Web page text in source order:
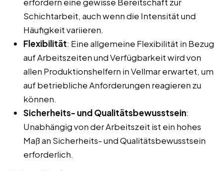
Schichtarbeit, auch wenn die Intensität und
Häufigkeit variieren.
Flexibilität: Eine allgemeine Flexibilität in Bezug
auf Arbeitszeiten und Verfügbarkeit wird von
allen Produktionshelfern in Vellmar erwartet, um
auf betriebliche Anforderungen reagieren zu
können.
Sicherheits- und Qualitätsbewusstsein:
Unabhängig von der Arbeitszeit ist ein hohes
Maß an Sicherheits- und Qualitätsbewusstsein
erforderlich.